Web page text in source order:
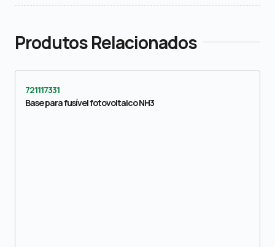
Produtos Relacionados
721117331
Base para fusível fotovoltaico NH3